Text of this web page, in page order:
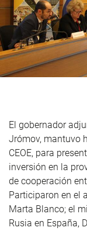
El gobernador
Jrómov, mantuvo
CEOE, para
inversión en la
de cooperación
Participaron en el
Marta Blanco; el
Rusia en España,